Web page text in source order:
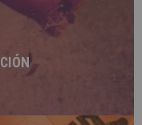
las manchas